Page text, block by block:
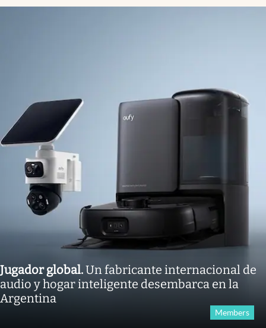
Jugador global.Un fabricante internacional de
audio y hogar inteligente desembarca en la
Argentina
Members